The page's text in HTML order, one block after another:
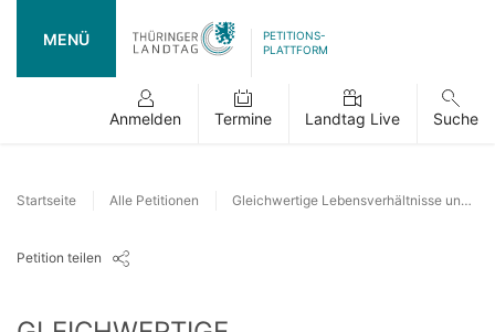
MENÜ
PETITIONS-
PLATTFORM
Anmelden Termine Landtag Live Suche
Startseite Alle Petitionen Gleichwertige Lebensverhältnisse und ländliche Entwicklung Ziel der Petition:
Petition teilen